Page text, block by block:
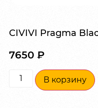
CIVIVI Pragma
7650 ₽
В корзину